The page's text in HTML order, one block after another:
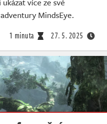
MindsEye.
1 minuta 27. 5. 2025